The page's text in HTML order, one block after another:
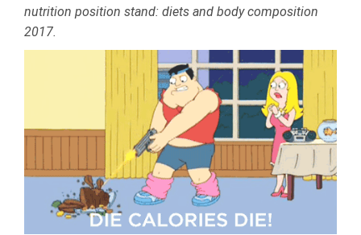
nutrition position stand: diets and body composition
2017.